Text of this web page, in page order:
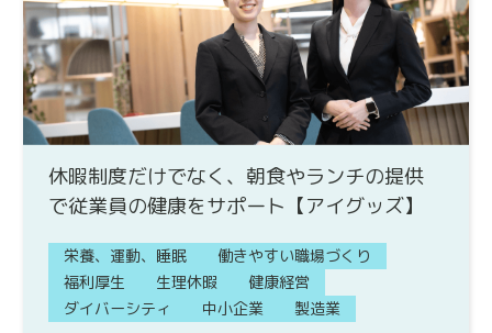
休暇制度だけでなく、朝食やランチの提供
で従業員の健康をサポート【アイグッズ】
栄養、運動、睡眠
働きやすい職場づくり
福利厚生
生理休暇
健康経営
ダイバーシティ
中小企業 製造業